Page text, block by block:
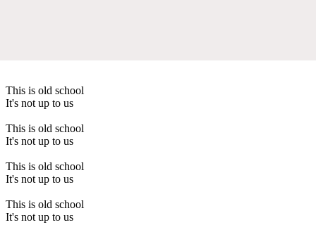
This is old school
It's not up to us
This is old school
It's not up to us
This is old school
It's not up to us
This is old school
It's not up to us